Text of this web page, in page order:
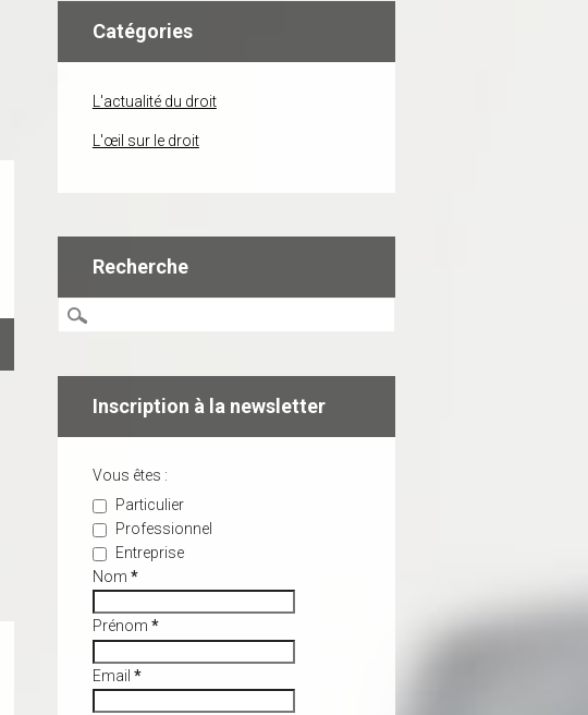
Catégories
L'actualité du droit
L'œil sur le droit
Recherche
Inscription à la newsletter
Vous êtes :
Particulier
Professionnel
Entreprise
Nom *
Prénom *
Email *